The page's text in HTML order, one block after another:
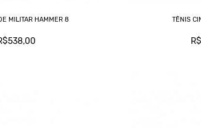
MILITAR HAMMER 8 TÊNIS